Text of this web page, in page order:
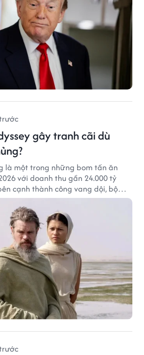
gây tranh cãi dù
là một trong những bom tấn ăn
với doanh thu gần 24.000 tỷ
cạnh thành công vang dội, bộ
Nolan cũng vấp phải không ít
giả.